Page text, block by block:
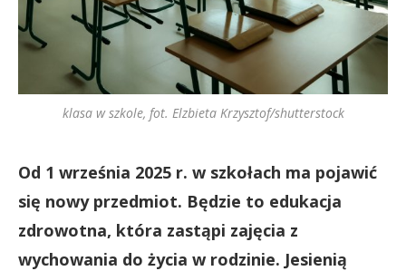
klasa w szkole, fot. Elzbieta Krzysztof/shutterstock
Od 1 września 2025 r. w szkołach ma pojawić
się nowy przedmiot. Będzie to edukacja
zdrowotna, która zastąpi zajęcia z
wychowania do życia w rodzinie. Jesienią